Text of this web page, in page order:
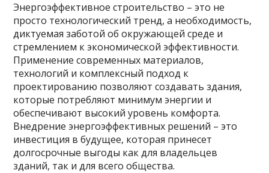
Энергоэффективное строительство – это не
просто технологический тренд, а необходимость,
диктуемая заботой об окружающей среде и
стремлением к экономической эффективности.
Применение современных материалов,
технологий и комплексный подход к
проектированию позволяют создавать здания,
которые потребляют минимум энергии и
обеспечивают высокий уровень комфорта.
Внедрение энергоэффективных решений – это
инвестиция в будущее, которая принесет
долгосрочные выгоды как для владельцев
зданий, так и для всего общества.